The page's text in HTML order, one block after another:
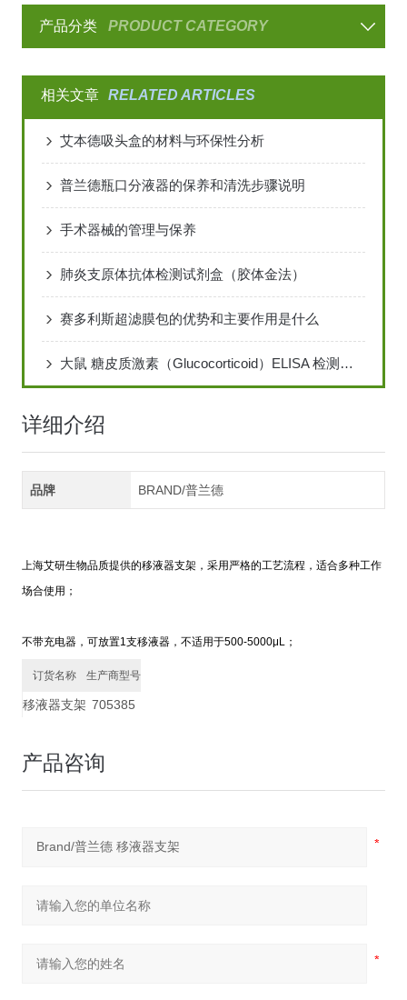
产品分类 PRODUCT CATEGORY
相关文章 RELATED ARTICLES
艾本德吸头盒的材料与环保性分析
普兰德瓶口分液器的保养和清洗步骤说明
手术器械的管理与保养
肺炎支原体抗体检测试剂盒（胶体金法）
赛多利斯超滤膜包的优势和主要作用是什么
大鼠 糖皮质激素（Glucocorticoid）ELISA 检测试说明书
详细介绍
品牌 BRAND/普兰德
上海艾研生物品质提供的移液器支架，采用严格的工艺流程，适合多种工作
场合使用；
不带充电器，可放置1支移液器，不适用于500-5000μL；
订货名称 生产商型号
移液器支架 705385
产品咨询